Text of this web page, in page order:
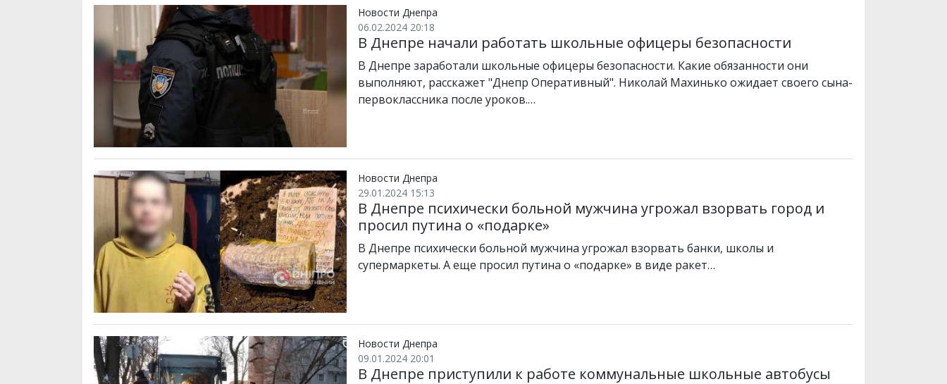
Новости Днепра
06.02.2024 20:18
В Днепре начали работать школьные офицеры безопасности
В Днепре заработали школьные офицеры безопасности. Какие обязанности они
выполняют, расскажет "Днепр Оперативный". Николай Махинько ожидает своего сына-
первоклассника после уроков.…
Новости Днепра
29.01.2024 15:13
В Днепре психически больной мужчина угрожал взорвать город и
просил путина о «подарке»
В Днепре психически больной мужчина угрожал взорвать банки, школы и
супермаркеты. А еще просил путина о «подарке» в виде ракет…
Новости Днепра
09.01.2024 20:01
В Днепре приступили к работе коммунальные школьные автобусы